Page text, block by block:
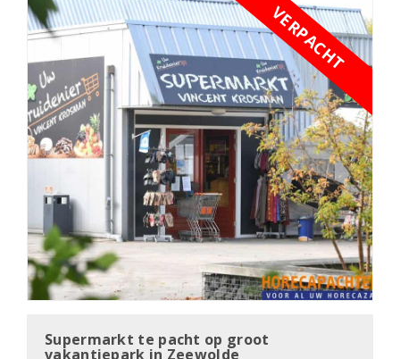
VERPACHT
Supermarkt te pacht op groot
vakantiepark in Zeewolde